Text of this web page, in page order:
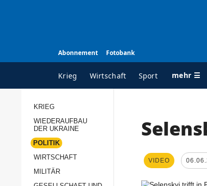
Abonnement Fotobank
Krieg Wirtschaft Sport mehr ☰
ALLE RUBRIKEN
Wiederaufbau der
KRIEG
WIEDERAUFBAU
DER UKRAINE
POLITIK
WIRTSCHAFT
MILITÄR
VIDEO